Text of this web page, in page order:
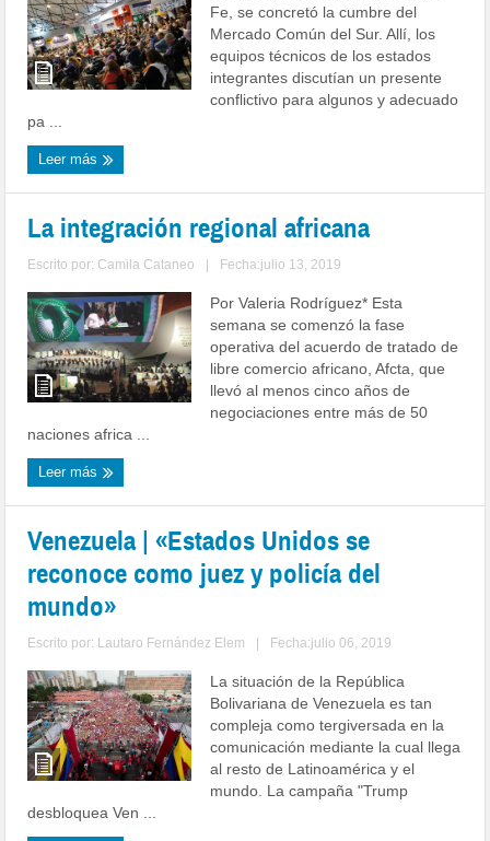
Fe, se concretó la cumbre del
Mercado Común del Sur. Allí, los
equipos técnicos de los estados
integrantes discutían un presente
conflictivo para algunos y adecuado
pa ...
Leer más
La integración regional africana
Escrito por: Camila Cataneo Fecha:julio 13, 2019
Por Valeria Rodríguez* Esta
semana se comenzó la fase
operativa del acuerdo de tratado de
libre comercio africano, Afcta, que
llevó al menos cinco años de
negociaciones entre más de 50
naciones africa ...
Leer más
Venezuela | «Estados Unidos se
reconoce como juez y policía del
mundo»
Escrito por: Lautaro Fernández Elem Fecha:julio 06, 2019
La situación de la República
Bolivariana de Venezuela es tan
compleja como tergiversada en la
comunicación mediante la cual llega
al resto de Latinoamérica y el
mundo. La campaña "Trump
desbloquea Ven ...